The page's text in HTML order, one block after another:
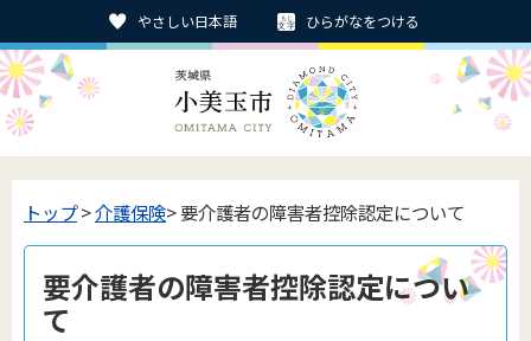
やさしい日本語 ひらがなをつける
トップ>介護保険> 要介護者の障害者控除認定について
要介護者の障害者控除認定につい
て